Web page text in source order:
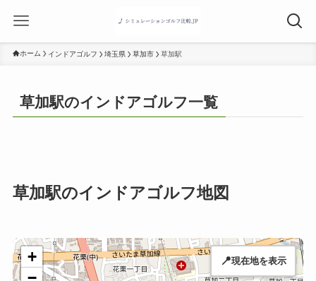
ホーム インドアゴルフ 埼玉県 草加市 草加駅
草加駅のインドアゴルフ一覧
草加駅のインドアゴルフ地図
+
📍現在地を表示